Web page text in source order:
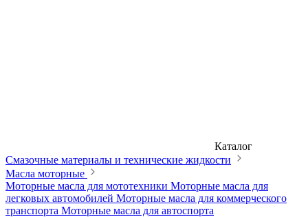
Каталог
Смазочные материалы и технические жидкости
Масла моторные
Моторные масла для мототехники Моторные масла для
легковых автомобилей Моторные масла для коммерческого
транспорта Моторные масла для автоспорта